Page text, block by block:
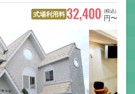
式場利用料 (税込)
32,400 円〜